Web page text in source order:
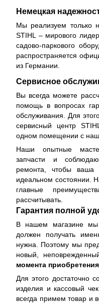
Немецкая
Мы реализуем только
STIHL – мирового
садово-паркового
распространяется
из Германии.
Сервисное
Вы всегда можете
помощь в вопросах
обслуживания. Для
сервисный центр
одном помещении с
Наши опытные
запчасти и
ремонта, чтобы ваша
идеальном состоянии.
главные
рассчитывать.
Гарантия полной
В нашем магазине мы
должен получать
нужна. Поэтому мы
новый,
момента приобретения
Для этого достаточно
изделия и кассовый
всегда примем товар и